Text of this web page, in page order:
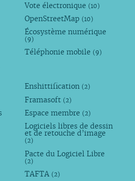
Vote électronique (10)
OpenStreetMap (10)
Écosystème numérique
(9)
Téléphonie mobile (9)
Enshittification (2)
Framasoft (2)
Espace membre (2)
Logiciels libres de dessin
et de retouche d’image
(2)
Pacte du Logiciel Libre
(2)
TAFTA (2)